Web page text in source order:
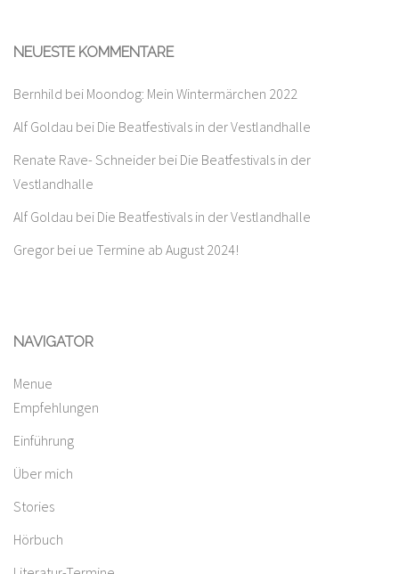
NEUESTE KOMMENTARE
Bernhild bei Moondog: Mein Wintermärchen 2022
Alf Goldau bei Die Beatfestivals in der Vestlandhalle
Renate Rave- Schneider bei Die Beatfestivals in der
Vestlandhalle
Alf Goldau bei Die Beatfestivals in der Vestlandhalle
Gregor bei ue Termine ab August 2024!
NAVIGATOR
Menue
Empfehlungen
Einführung
Über mich
Stories
Hörbuch